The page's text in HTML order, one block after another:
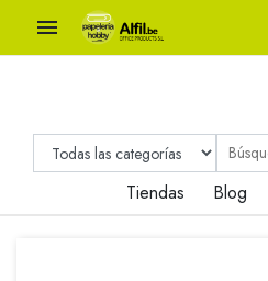

Tiendas Blog